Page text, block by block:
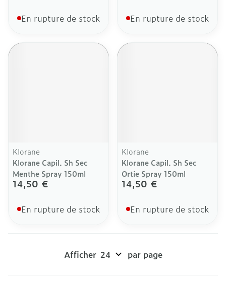
En rupture de stock En rupture de stock
Klorane
Klorane Capil. Sh Sec
Menthe Spray 150ml
14,50 €
En rupture de stock
Klorane
Klorane Capil. Sh Sec
Ortie Spray 150ml
14,50 €
En rupture de stock
Afficher par page